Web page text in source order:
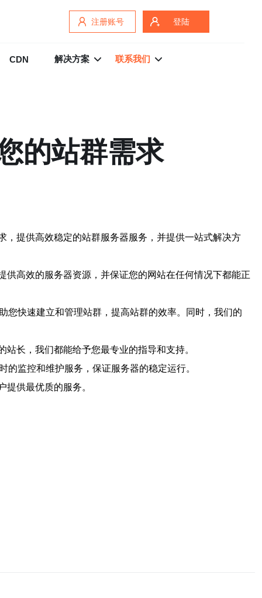
注册账号 登陆
CDN 解决方案 联系我们
的站群需求
提供高效稳定的站群服务器服务，并提供一站式解决方
高效的服务器资源，并保证您的网站在任何情况下都能正
您快速建立和管理站群，提高站群的效率。同时，我们的
长，我们都能给予您最专业的指导和支持。
监控和维护服务，保证服务器的稳定运行。
供最优质的服务。